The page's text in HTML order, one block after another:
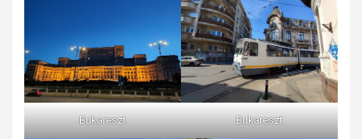
Bukareszt Bukareszt